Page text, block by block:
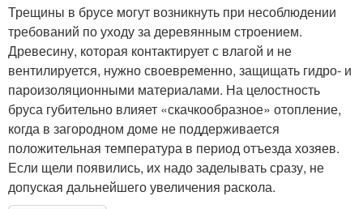
Трещины в брусе могут возникнуть при несоблюдении
требований по уходу за деревянным строением.
Древесину, которая контактирует с влагой и не
вентилируется, нужно своевременно, защищать гидро- и
пароизоляционными материалами. На целостность
бруса губительно влияет «скачкообразное» отопление,
когда в загородном доме не поддерживается
положительная температура в период отъезда хозяев.
Если щели появились, их надо заделывать сразу, не
допуская дальнейшего увеличения раскола.